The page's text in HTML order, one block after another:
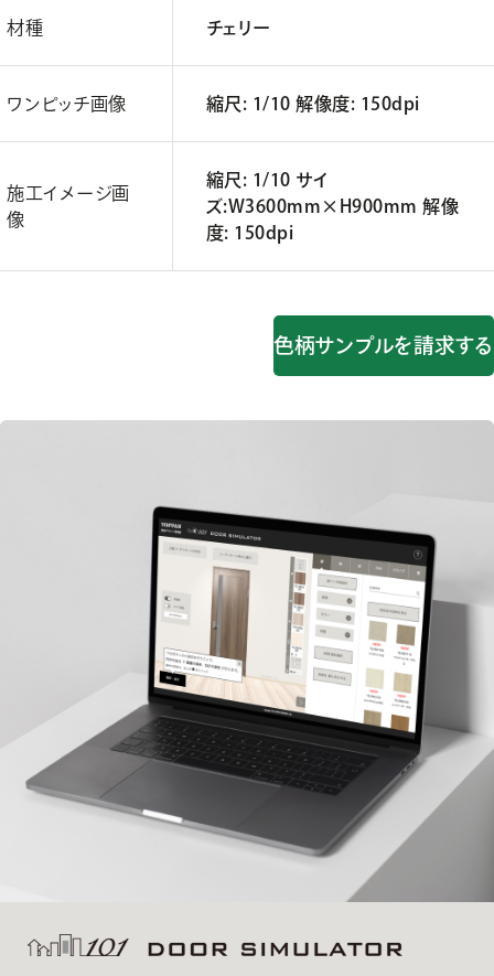
材種 チェリー
ワンピッチ画像 縮尺: 1/10 解像度: 150dpi
施工イメージ画
像
縮尺: 1/10 サイ
ズ:W3600mm×H900mm 解像
度: 150dpi
色柄サンプルを請求する